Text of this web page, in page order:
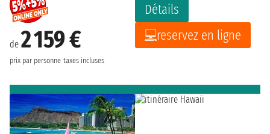
de 2 159 €
prix par personne taxes incluses
Détails
reservez en ligne